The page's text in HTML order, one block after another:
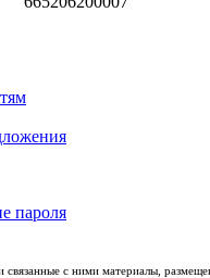
пароля
с ними материалы,